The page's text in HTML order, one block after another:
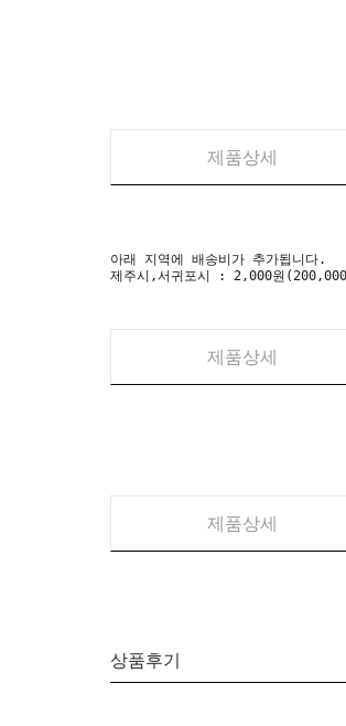
제품상세
아래 지역에 배송비가 추가됩니다.
제주시,서귀포시 : 2,000원
제품상세
제품상세
상품후기